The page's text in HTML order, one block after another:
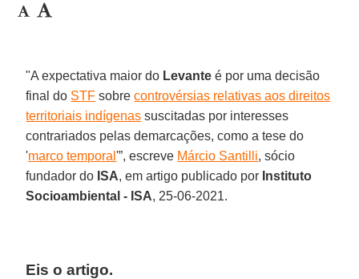
"A expectativa maior do Levante é por uma decisão
final do STF sobrecontrovérsias relativas aos direitos
territoriais indígenas suscitadas por interesses
contrariados pelas demarcações, como a tese do
'marco temporal'”, escreve Márcio Santilli, sócio
fundador do ISA, em artigo publicado por Instituto
Socioambiental - ISA, 25-06-2021.
Eis o artigo.